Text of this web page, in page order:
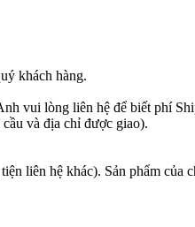
khách hàng.
vui lòng liên hệ để biết phí
và địa chỉ được giao).
liên hệ khác). Sản phẩm của